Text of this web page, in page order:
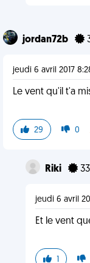
jordan72b
jeudi 6 avril 2017
Le vent qu'il t'a
29 0
Riki 33
jeudi 6 avril
Et le vent
1